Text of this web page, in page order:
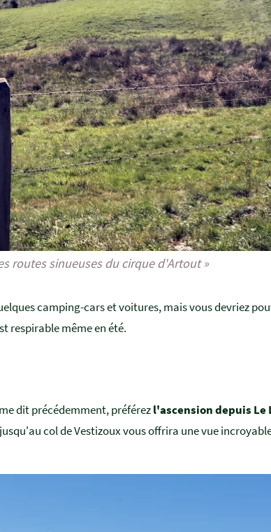
routes sinueuses du cirque d'Artout »
camping-cars et voitures, mais vous devriez
respirable même en été.
dit précédemment, préférezl'ascension depuis
col de Vestizoux vous offrira une vue